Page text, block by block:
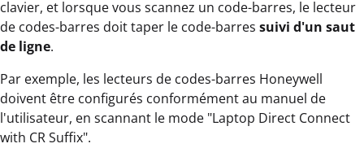
clavier, et lorsque vous scannez un code-barres, le lecteur
de codes-barres doit taper le code-barres suivi d'un saut
de ligne.
Par exemple, les lecteurs de codes-barres Honeywell
doivent être configurés conformément au manuel de
l'utilisateur, en scannant le mode "Laptop Direct Connect
with CR Suffix".